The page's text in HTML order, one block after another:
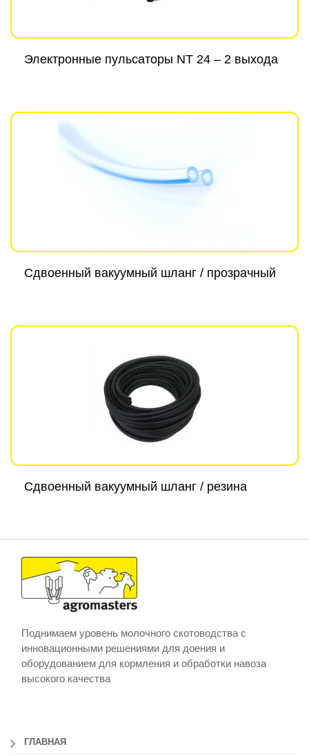
Электронные пульсаторы NT 24 – 2 выхода
Сдвоенный вакуумный шланг / прозрачный
Сдвоенный вакуумный шланг / резина
Поднимаем уровень молочного скотоводства с
инновационными решениями для доения и
оборудованием для кормления и обработки навоза
высокого качества
ГЛАВНАЯ